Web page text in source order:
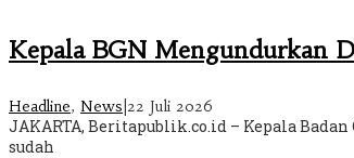
Kepala BGN Mengundurkan
Headline, News 22 Juli 2026
JAKARTA, Beritapublik.co.id – Kepala
sudah